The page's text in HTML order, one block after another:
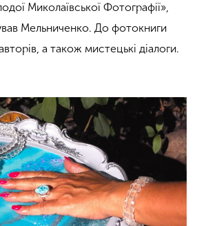
Миколаївської Фотографії»,
Мельниченко. До фотокниги
а також мистецькі діалоги.